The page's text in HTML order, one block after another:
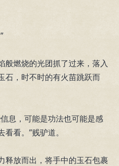
燃烧的光团抓了过来，落入
石，时不时的有火苗跳跃而
，可能是功法也可能是感
看。”贱驴道。
放而出，将手中的玉石包裹